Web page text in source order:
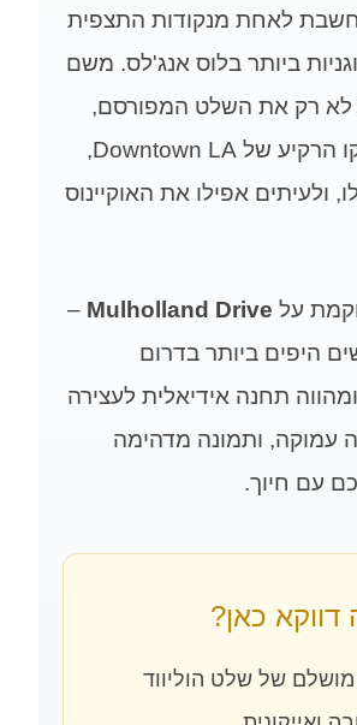
לאחת מנקודות התצפית
ביותר בלוס אנג'לס. משם
לא רק את השלט המפורסם,
אלא גם את קו הרקיע של Downtown LA,
ולעיתים אפילו את האוקיינוס
על Mulholland Drive
–
היפים ביותר בדרום
תחנה אידיאלית לעצירה
עמוקה, ותמונה מדהימה
עם חיוך.
כאן?
מושלם של שלט הוליווד